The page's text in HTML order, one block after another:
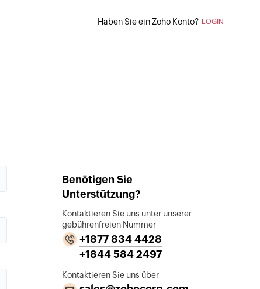
Haben Sie ein Zoho Konto? LOGIN
Benötigen Sie
Unterstützung?
Kontaktieren Sie uns unter unserer
gebührenfreien Nummer
+1877 834 4428
+1844 584 2497
Kontaktieren Sie uns über